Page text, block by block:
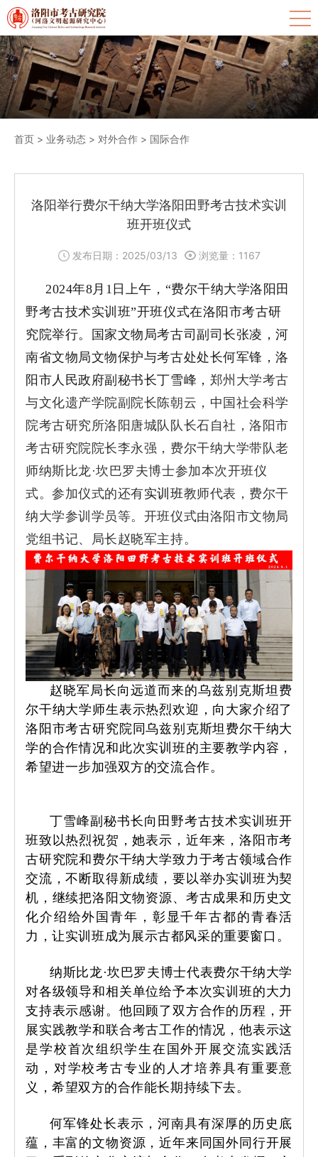
首页 > 业务动态 > 对外合作 > 国际合作
洛阳举行费尔干纳大学洛阳田野考古技术实训
班开班仪式
发布日期：2025/03/13 浏览量： 1167
2024年8月1日上午，“费尔干纳大学洛阳田
野考古技术实训班”开班仪式在洛阳市考古研
究院举行。国家文物局考古司副司长张凌，河
南省文物局文物保护与考古处处长何军锋，洛
阳市人民政府副秘书长丁雪峰， 郑州大学考古
与文化遗产学院副院长陈朝云，中国社会科学
院考古研究所洛阳唐城队队长石自社，洛阳市
考古研究院院长李永强，费尔干纳大学带队老
师纳斯比龙·坎巴罗夫博士参加本次开班仪
式。参加仪式的还有实训班教师代表，费尔干
纳大学参训学员等。开班仪式由洛阳市文物局
党组书记、局长赵晓军主持。
赵晓军局长向远道而来的乌兹别克斯坦费
尔干纳大学师生表示热烈欢迎，向大家介绍了
洛阳市考古研究院同乌兹别克斯坦费尔干纳大
学的合作情况和此次实训班的主要教学内容，
希望进一步加强双方的交流合作。
丁雪峰副秘书长向田野考古技术实训班开
班致以热烈祝贺，她表示，近年来，洛阳市考
古研究院和费尔干纳大学致力于考古领域合作
交流，不断取得新成绩，要以举办实训班为契
机，继续把洛阳文物资源、考古成果和历史文
化介绍给外国青年，彰显千年古都的青春活
力，让实训班成为展示古都风采的重要窗口。
纳斯比龙·坎巴罗夫博士代表费尔干纳大学
对各级领导和相关单位给予本次实训班的大力
支持表示感谢。他回顾了双方合作的历程，开
展实践教学和联合考古工作的情况，他表示这
是学校首次组织学生在国外开展交流实践活
动，对学校考古专业的人才培养具有重要意
义，希望双方的合作能长期持续下去。
何军锋处长表示，河南具有深厚的历史底
蕴，丰富的文物资源，近年来同国外同行开展